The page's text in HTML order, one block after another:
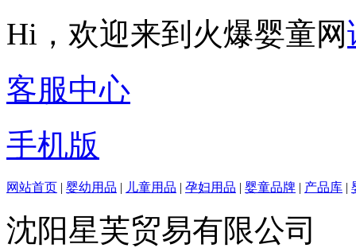
Hi，欢迎来到火爆婴童网
客服中心
手机版
网站首页 | 婴幼用品 | 儿童用品 | 孕妇用品 | 婴童品牌 | 产品库 |
沈阳星芙贸易有限公司